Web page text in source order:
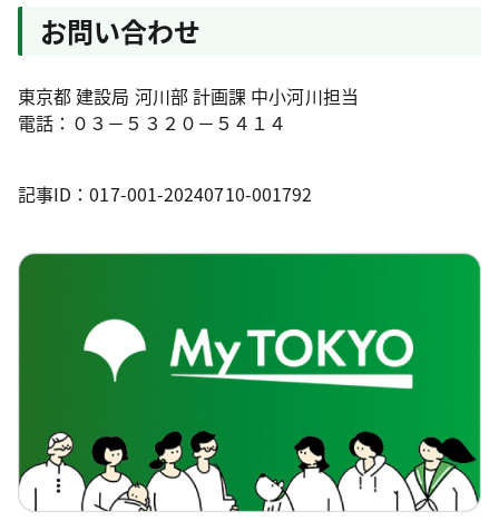
お問い合わせ
東京都 建設局 河川部 計画課 中小河川担当
電話：０３－５３２０－５４１４
記事ID：017-001-20240710-001792